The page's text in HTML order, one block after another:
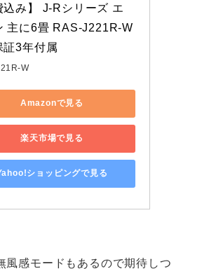
込み】 J-Rシリーズ エ
主に6畳 RAS-J221R-W
証3年付属
W
Amazonで見る
楽天市場で見る
ショッピングで見る
風感モードもあるので期待しつ